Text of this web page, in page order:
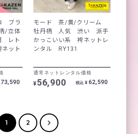
ブラ
/立体
レト
ット
73,590
モード 茶/黄/クリーム
牡丹柄 人気 渋い 派手
かっこいい系 袴ネットレ
ンタル RY131
通常ネットレンタル価格
¥56,900 税込 ¥ 62,590
1 2